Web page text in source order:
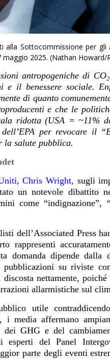
alla Sottocommissione per gli
maggio 2025. (Nathan Howard/
antropogeniche di
e il benessere sociale.
di quanto
e che le
ridotta (USA = ~11%
per revocare il
la salute pubblica.
Chris Wright, sugli
un notevole dibattito
come “indignazione”,
dell’Associated Press
rappresenti
domanda dipende dalla
su riviste
nettamente, poiché
allarmistiche sul
utile
i media affermano
dei GHG e del
del Panel
parte degli eventi